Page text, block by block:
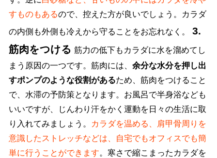
すものもあるので、控えた方が良いでしょう。カラダ
の内側も外側も冷えから守ることをお忘れなく。 3.
筋肉をつける 筋力の低下もカラダに水を溜めてし
まう原因の一つです。筋肉には、 余分な水分を押し出
すポンプのような役割があるため、筋肉をつけること
で、水滞の予防策となります。お風呂で半身浴なども
いいですが、じんわり汗をかく運動を日々の生活に取
り入れてみましょう。
カラダを温める、肩甲骨周りを
意識したストレッチなどは、自宅でもオフィスでも簡
単に行うことができます。寒さで縮こまったカラダを